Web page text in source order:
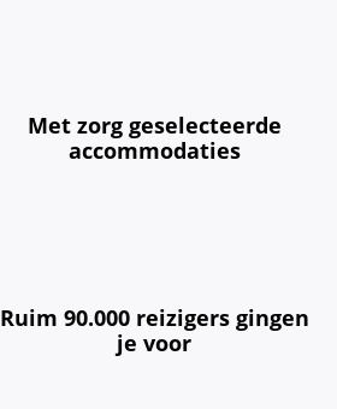
Met zorg geselecteerde
accommodaties
Ruim 90.000 reizigers gingen
je voor